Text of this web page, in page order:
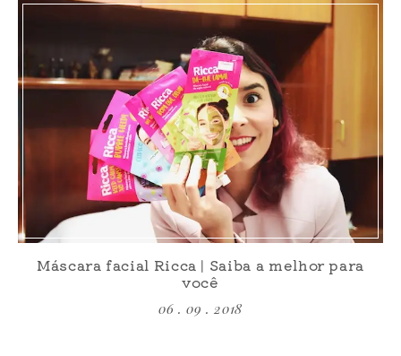
Máscara facial Ricca | Saiba a melhor para
você
06 . 09 . 2018